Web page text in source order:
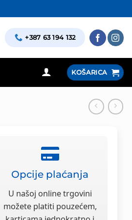
+387 63 194 132
KOŠARICA
Opcije plaćanja
U našoj online trgovini
možete platiti pouzećem,